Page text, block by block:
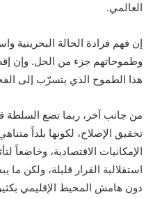
العالمي.
إن فهم فرادة الحالة البحرينية
وطموحاتهم جزء من الحل. وإن
هذا الطموح الذي يتسرّب إلى
من جانب آخر، ربما تضع السلطة
تحقيق الإصلاح، لكونها بلداً
الإمكانيات الاقتصادية،
استقلالية القرار قليلة، ولكن ما
دون هامش المحيط الإقليمي